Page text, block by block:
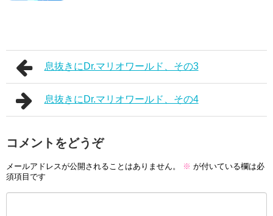
息抜きにDr.マリオワールド、その3
息抜きにDr.マリオワールド、その4
コメントをどうぞ
メールアドレスが公開されることはありません。 ※ が付いている欄は必
須項目です